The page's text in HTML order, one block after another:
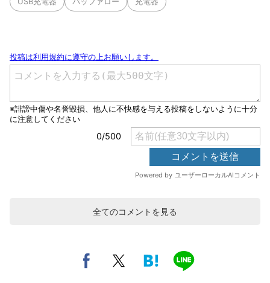
全てのコメントを見る